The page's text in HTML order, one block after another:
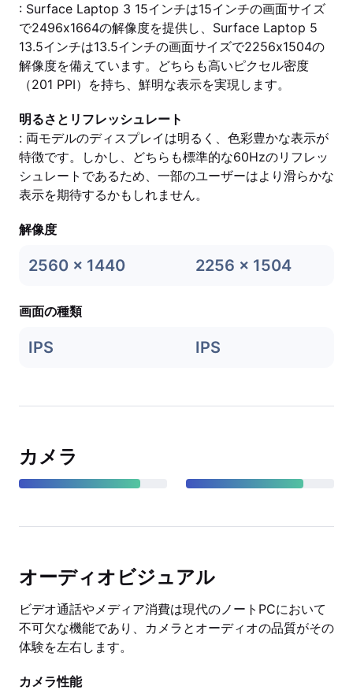
: Surface Laptop 3 15インチは15インチの画面サイズ
で2496x1664の解像度を提供し、Surface Laptop 5
13.5インチは13.5インチの画面サイズで2256x1504の
解像度を備えています。どちらも高いピクセル密度
（201 PPI）を持ち、鮮明な表示を実現します。
明るさとリフレッシュレート
: 両モデルのディスプレイは明るく、色彩豊かな表示が
特徴です。しかし、どちらも標準的な60Hzのリフレッ
シュレートであるため、一部のユーザーはより滑らかな
表示を期待するかもしれません。
解像度
2560 × 1440 2256 x 1504
画面の種類
IPS IPS
カメラ
オーディオビジュアル
ビデオ通話やメディア消費は現代のノートPCにおいて
不可欠な機能であり、カメラとオーディオの品質がその
体験を左右します。
カメラ性能